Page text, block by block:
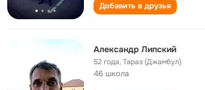
Добавить в друзья
Александр Липский
52 года,Тараз (Джамбул)
46 школа